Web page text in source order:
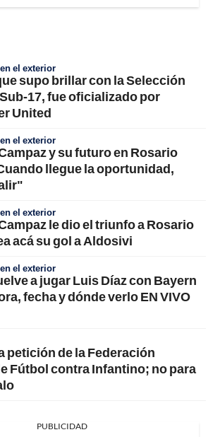
el exterior
supo brillar con la Selección
17, fue oficializado por
United
el exterior
y su futuro en Rosario
llegue la oportunidad,
el exterior
le dio el triunfo a Rosario
acá su gol a Aldosivi
el exterior
a jugar Luis Díaz con Bayern
fecha y dónde verlo EN VIVO
petición de la Federación
Fútbol contra Infantino; no para
PUBLICIDAD